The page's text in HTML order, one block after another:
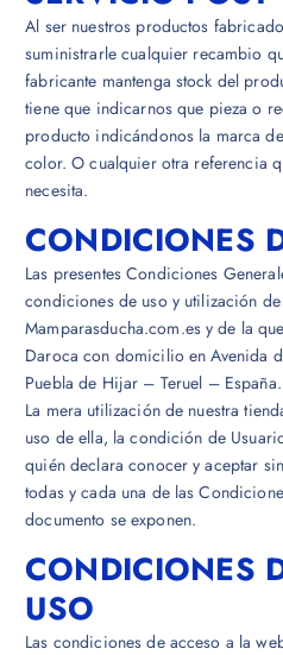
Al ser nuestros productos
suministrarle cualquier recambio
fabricante mantenga stock del
tiene que indicarnos que pieza o
producto indicándonos la marca
color. O cualquier otra referencia
necesita.
CONDICIONES
Las presentes Condiciones
condiciones de uso y utilización
Mamparasducha.com.es y de la
Daroca con domicilio en Avenida
Puebla de Hijar – Teruel – España.
La mera utilización de nuestra
uso de ella, la condición de
quién declara conocer y aceptar
todas y cada una de las
documento se exponen.
CONDICIONES
USO
Las condiciones de acceso a la